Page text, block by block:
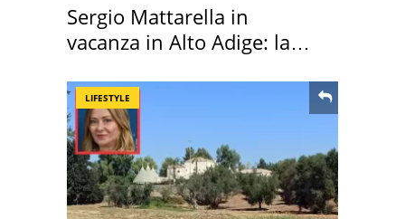
Sergio Mattarella in
vacanza in Alto Adige: la
LIFESTYLE